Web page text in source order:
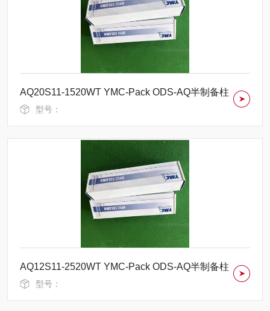
AQ20S11-1520WT YMC-Pack ODS-AQ半制备柱
型号：
AQ12S11-2520WT YMC-Pack ODS-AQ半制备柱
型号：